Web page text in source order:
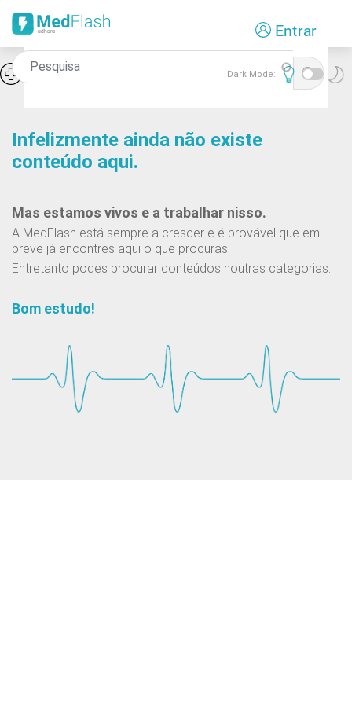
o
principal
Entrar
Icon Hiponatremia e SIADH Dark Mode:
Infelizmente ainda não existe
conteúdo aqui.
Mas estamos vivos e a trabalhar nisso.
A MedFlash está sempre a crescer e é provável que em
breve já encontres aqui o que procuras.
Entretanto podes procurar conteúdos noutras categorias.
Bom estudo!